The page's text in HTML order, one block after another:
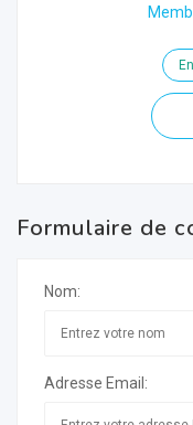
Formulaire de
Nom:
Adresse Email: